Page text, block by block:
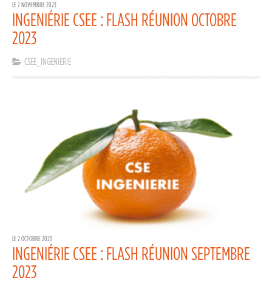
LE 7 NOVEMBRE 2023
INGENIÉRIE CSEE : FLASH RÉUNION OCTOBRE
2023
CSEE_INGENIERIE
LE 2 OCTOBRE 2023
INGENIÉRIE CSEE : FLASH RÉUNION SEPTEMBRE
2023